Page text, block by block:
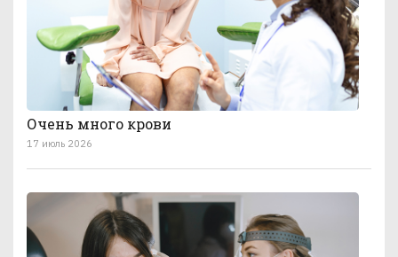
Очень много крови
17 июль 2026